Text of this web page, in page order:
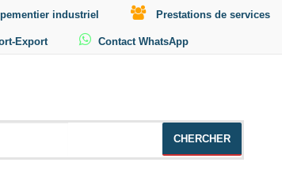
industriel Prestations de services
Export Contact WhatsApp